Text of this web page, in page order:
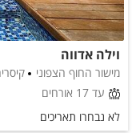
וילה אדווה
מישור החוף הצפוני
עד 17 אורחים
לא נבחרו תאריכים